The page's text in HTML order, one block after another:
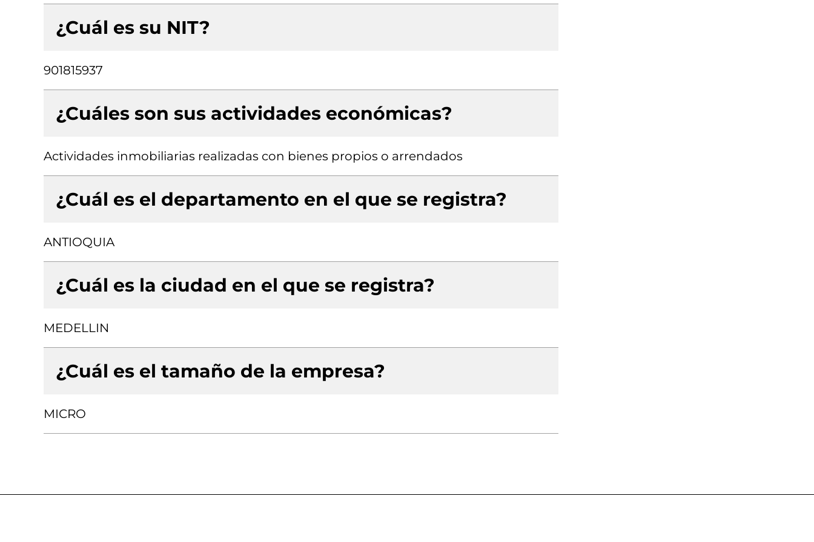
¿Cuál es su NIT?
901815937
¿Cuáles son sus actividades económicas?
Actividades inmobiliarias realizadas con bienes propios o arrendados
¿Cuál es el departamento en el que se registra?
ANTIOQUIA
¿Cuál es la ciudad en el que se registra?
MEDELLIN
¿Cuál es el tamaño de la empresa?
MICRO